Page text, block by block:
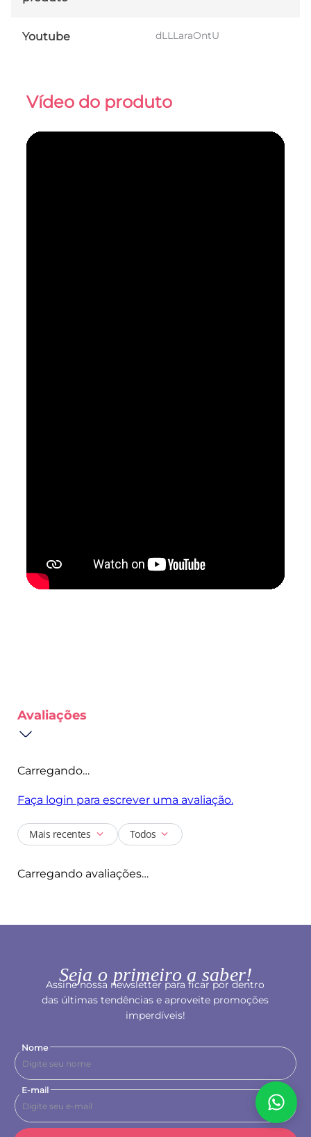
Youtube dLLLaraOntU
Vídeo do produto
Avaliações
Carregando…
Faça login para escrever uma avaliação.
Mais recentes Todos
Carregando avaliações…
Seja o primeiro a saber!
Assine nossa newsletter para ficar por dentro
das últimas tendências e aproveite promoções
imperdíveis!
Nome
E-mail